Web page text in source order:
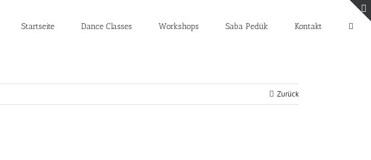
Startseite Dance Classes Workshops Saba Pedük Kontakt
Zurück